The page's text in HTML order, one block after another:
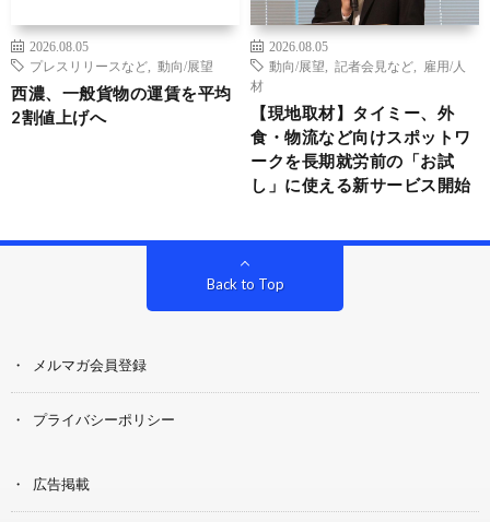
2026.08.05
プレスリリースなど
動向/展望
西濃、一般貨物の運賃を平均
2割値上げへ
2026.08.05
動向/展望
記者会見など
雇用/人
材
【現地取材】タイミー、外
食・物流など向けスポットワ
ークを長期就労前の「お試
し」に使える新サービス開始
Back to Top
メルマガ会員登録
プライバシーポリシー
広告掲載